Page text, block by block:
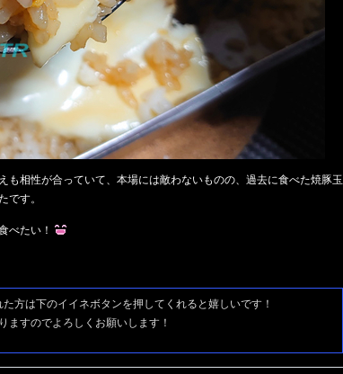
も相性が合っていて、本場には敵わないものの、過去に食べた焼豚玉
です。
べたい！
た方は下のイイネボタンを押してくれると嬉しいです！
ますのでよろしくお願いします！